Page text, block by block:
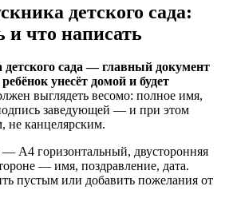
детского сада:
что написать
сада — главный документ
унесёт домой и будет
выглядеть весомо: полное имя,
заведующей — и при этом
не канцелярским.
А4 горизонтальный, двусторонняя
— имя, поздравление, дата.
пустым или добавить пожелания от